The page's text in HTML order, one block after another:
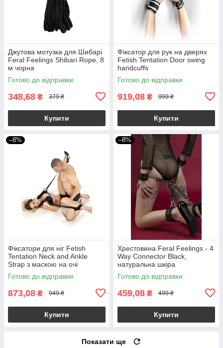
Джутова мотузка для Шибарі
Feral Feelings Shibari Rope, 8
м чорна
Готово до відправки
348,68 ₴ 379 ₴
Купити
Фіксатор для рук на дверях
Fetish Tentation Door swing
handcuffs
Готово до відправки
919,08 ₴ 999 ₴
Купити
–8%
Фіксатори для ніг Fetish
Tentation Neck and Ankle
Strap з маскою на очі
Готово до відправки
873,08 ₴ 949 ₴
Купити
–8%
Хрестовина Feral Feelings - 4
Way Connector Black,
натуральна шкіра
Готово до відправки
459,08 ₴ 499 ₴
Купити
Показати ще